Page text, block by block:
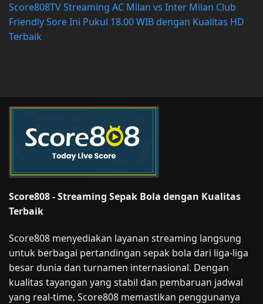
Score808TV Streaming AC Milan vs Inter Milan Club
Friendly Sore Ini Pukul 18.00 WIB dengan Kualitas HD
Terbaik
Score808 - Streaming Sepak Bola dengan Kualitas
Terbaik
Score808 menyediakan layanan streaming langsung
untuk berbagai pertandingan sepak bola dari liga-liga
besar dunia dan turnamen internasional. Dengan
kualitas tayangan yang stabil dan pembaruan jadwal
yang real-time, Score808 memastikan penggunanya